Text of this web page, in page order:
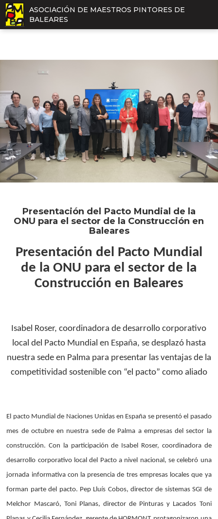
ASOCIACIÓN DE MAESTROS PINTORES DE
BALEARES
Baleares
Presentación del Pacto Mundial
de la ONU para el sector de la
Construcción en Baleares
Isabel Roser, coordinadora de desarrollo corporativo
local del Pacto Mundial en España, se desplazó hasta
nuestra sede en Palma para presentar las ventajas de la
competitividad sostenible con “el pacto” como aliado
El pacto Mundial de Naciones Unidas en España se presentó el pasado
mes de octubre en nuestra sede de Palma a empresas del sector la
construcción. Con la participación de Isabel Roser, coordinadora de
desarrollo corporativo local del Pacto a nivel nacional, se celebró una
jornada informativa con la presencia de tres empresas locales que ya
forman parte del pacto. Pep Lluís Cobos, director de sistemas SGI de
Melchor Mascaró, Toni Planas, director de Pinturas y Lacados Toni